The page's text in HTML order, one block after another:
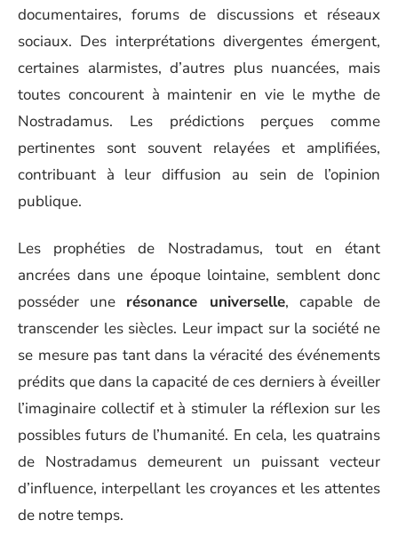
documentaires, forums de discussions et réseaux
sociaux. Des interprétations divergentes émergent,
certaines alarmistes, d’autres plus nuancées, mais
toutes concourent à maintenir en vie le mythe de
Nostradamus. Les prédictions perçues comme
pertinentes sont souvent relayées et amplifiées,
contribuant à leur diffusion au sein de l’opinion
publique.
Les prophéties de Nostradamus, tout en étant
ancrées dans une époque lointaine, semblent donc
posséder une résonance universelle, capable de
transcender les siècles. Leur impact sur la société ne
se mesure pas tant dans la véracité des événements
prédits que dans la capacité de ces derniers à éveiller
l’imaginaire collectif et à stimuler la réflexion sur les
possibles futurs de l’humanité. En cela, les quatrains
de Nostradamus demeurent un puissant vecteur
d’influence, interpellant les croyances et les attentes
de notre temps.